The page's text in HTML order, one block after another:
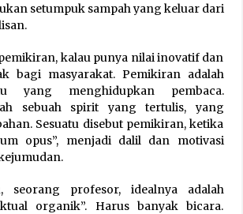
setumpuk sampah yang keluar dari
kalau punya nilai inovatif dan
bagi masyarakat. Pemikiran adalah
yang menghidupkan pembaca.
sebuah spirit yang tertulis, yang
Sesuatu disebut pemikiran, ketika
opus”, menjadi dalil dan motivasi
seorang profesor, idealnya adalah
organik”. Harus banyak bicara.